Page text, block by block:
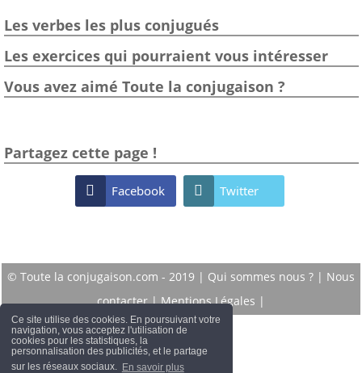
Ce site utilise des cookies. En poursuivant votre
navigation, vous acceptez l'utilisation de
cookies pour les statistiques, la
personnalisation des publicités, et le partage
sur les réseaux sociaux. En savoir plus
Les verbes les plus conjugués
Les exercices qui pourraient vous intéresser
Vous avez aimé Toute la conjugaison ?
Partagez cette page !
 Facebook  Twitter
© Toute la conjugaison.com - 2019 | Qui sommes nous ? | Nous
contacter|Mentions Légales |